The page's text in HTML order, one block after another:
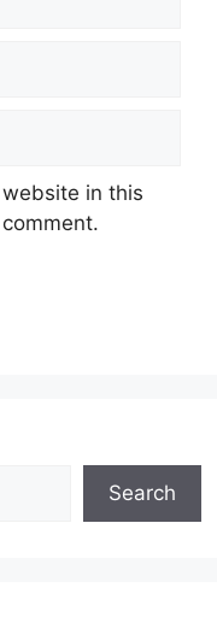
in this
Search